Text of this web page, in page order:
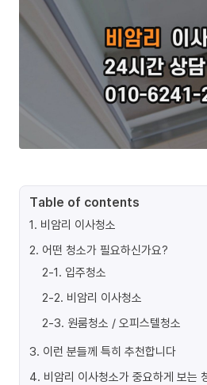
Table of contents
1. 비암리 이사청소
2. 어떤 청소가 필요하신가요?
2-1. 입주청소
2-2. 비암리 이사청소
2-3. 원룸청소 / 오피스텔청소
3. 이런 분들께 특히 추천합니다
4. 비암리 이사청소가 중요하게 보는